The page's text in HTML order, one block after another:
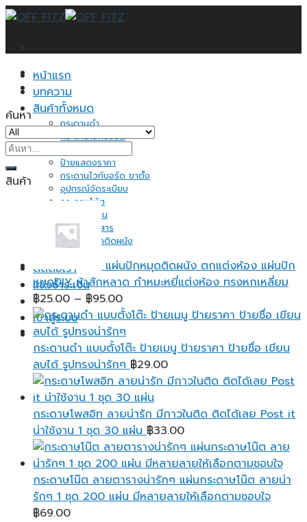
Skip
หน้าแรก
บทความ
สินค้าทั้งหมด
กระดานดำ
กระดานไวท์บอร์ด
ป้ายแสดงราคา
กระดานไวท์บอร์ด ขาตั้ง
อุปกรณ์จัดระเบียบ
กระดาษโน้ต
ของใช้ในบ้าน
ชั้นวางเอกสาร
แผ่นปักหมุดติดผนัง
ติดต่อเรา
แจ้งชำระเงิน
เข้าสู่ระบบ
ค้นหา
ค้นหา:
สินค้า
แผ่นปักหมุดติดผนัง ตกแต่งห้อง แผ่นปัก
หมุดDIY ผ้าสักหลาด กำหมะหยี่แต่งห้อง ทรงหกเหลี่ยม
฿25.00 – ฿95.00Price
range:
฿25.00
through
฿95.00
กระดานดำ แบบตั้งโต๊ะ ป้ายเมนู ป้ายราคา ป้ายชื่อ เขียน
ลบได้ รูปทรงน่ารักๆ ฿29.00
กระดาษโพสอิท ลายน่ารัก มีกาวในติด ติดได้เลย Post it
น่าใช้งาน 1 ชุด 30 แผ่น ฿33.00
กระดาษโน๊ต ลายตารางน่ารักๆ แผ่นกระดาษโน๊ต ลายน่า
รักๆ 1 ชุด 200 แผ่น มีหลายลายให้เลือกตามชอบใจ
฿69.00